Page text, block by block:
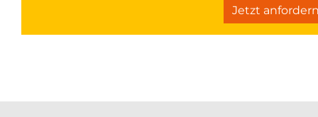
Jetzt